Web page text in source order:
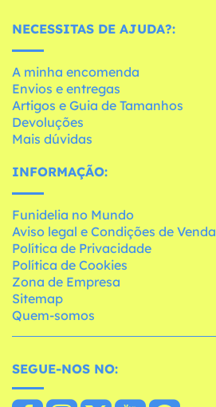
NECESSITAS DE AJUDA?:
A minha encomenda
Envios e entregas
Artigos e Guia de Tamanhos
Devoluções
Mais dúvidas
INFORMAÇÃO:
Funidelia no Mundo
Aviso legal e Condições de Venda
Política de Privacidade
Política de Cookies
Zona de Empresa
Sitemap
Quem-somos
SEGUE-NOS NO: